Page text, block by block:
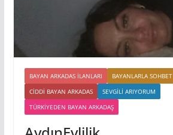
BAYAN ARKADAS ILANLARI
BAYANLARLA SOHBET
CIDDI BAYAN ARKADAS
SEVGILI ARIYORUM
TÜRKIYEDEN BAYAN ARKADAŞ